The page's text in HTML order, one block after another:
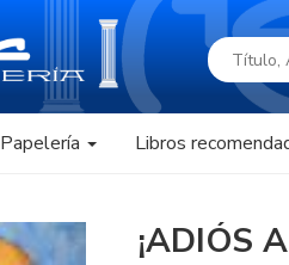
Papelería Libros
¡ADIÓS